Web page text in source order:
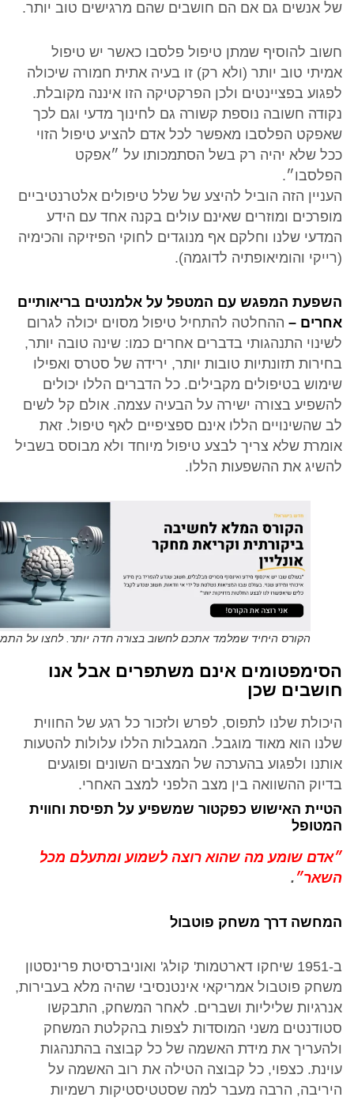
של אנשים גם אם הם חושבים שהם מרגישים טוב יותר.
חשוב להוסיף שמתן טיפול פלסבו כאשר יש טיפול
אמיתי טוב יותר (ולא רק) זו בעיה אתית חמורה שיכולה
לפגוע בפציינטים ולכן הפרקטיקה הזו איננה מקובלת.
נקודה חשובה נוספת קשורה גם לחינוך מדעי וגם לכך
שאפקט הפלסבו מאפשר לכל אדם להציע טיפול הזוי
ככל שלא יהיה רק בשל הסתמכותו על ״אפקט
הפלסבו״.
העניין הזה הוביל להיצע של שלל טיפולים אלטרנטיביים
מופרכים ומוזרים שאינם עולים בקנה אחד עם הידע
המדעי שלנו וחלקם אף מנוגדים לחוקי הפיזיקה והכימיה
(רייקי והומיאופתיה לדוגמה).
השפעת המפגש עם המטפל על אלמנטים בריאותיים
אחרים – ההחלטה להתחיל טיפול מסוים יכולה לגרום
לשינוי התנהגותי בדברים אחרים כמו: שינה טובה יותר,
בחירות תזונתיות טובות יותר, ירידה של סטרס ואפילו
שימוש בטיפולים מקבילים. כל הדברים הללו יכולים
להשפיע בצורה ישירה על הבעיה עצמה. אולם קל לשים
לב שהשינויים הללו אינם ספציפיים לאף טיפול. זאת
אומרת שלא צריך לבצע טיפול מיוחד ולא מבוסס בשביל
להשיג את ההשפעות הללו.
הקורס היחיד שמלמד אתכם לחשוב בצורה חדה יותר. לחצו על
הסימפטומים אינם משתפרים אבל אנו
חושבים שכן
היכולת שלנו לתפוס, לפרש ולזכור כל רגע של החווית
שלנו הוא מאוד מוגבל. המגבלות הללו עלולות להטעות
אותנו ולפגוע בהערכה של המצבים השונים ופוגעים
בדיוק ההשוואה בין מצב הלפני למצב האחרי.
הטיית האישוש כפקטור שמשפיע על תפיסת וחווית
המטופל
״אדם שומע מה שהוא רוצה לשמוע ומתעלם מכל
השאר״ .
המחשה דרך משחק פוטבול
ב-1951 שיחקו דארטמות' קולג' ואוניברסיטת פרינסטון
משחק פוטבול אמריקאי אינטנסיבי שהיה מלא בעבירות,
אנרגיות שליליות ושברים. לאחר המשחק, התבקשו
סטודנטים משני המוסדות לצפות בהקלטת המשחק
ולהעריך את מידת האשמה של כל קבוצה בהתנהגות
עוינת. כצפוי, כל קבוצה הטילה את רוב האשמה על
היריבה, הרבה מעבר למה שסטטיסטיקות רשמיות